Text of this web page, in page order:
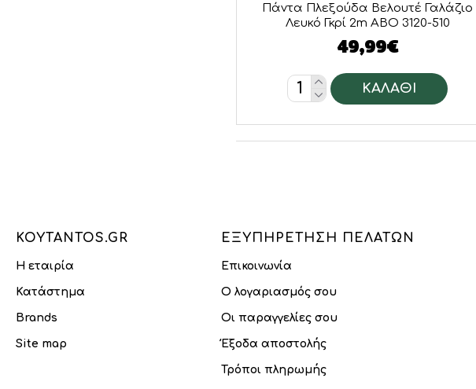
Πάντα Πλεξούδα Βελουτέ Γαλάζιο
Λευκό Γκρί 2m ABO 3120-510
49,99€
ΚΑΛΆΘΙ
KOYTANTOS.GR
Η εταιρία
Κατάστημα
Brands
Site map
ΕΞΥΠΗΡΈΤΗΣΗ ΠΕΛΑΤΏΝ
Επικοινωνία
Ο λογαριασμός σου
Οι παραγγελίες σου
Έξοδα αποστολής
Τρόποι πληρωμής